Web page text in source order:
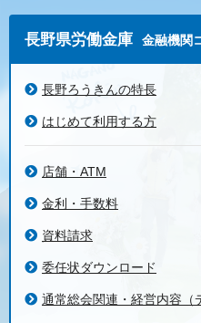
長野県労働金庫 金融機関
長野ろうきんの特長
はじめて利用する方
店舗・ATM
金利・手数料
資料請求
委任状ダウンロード
通常総会関連・経営内容（